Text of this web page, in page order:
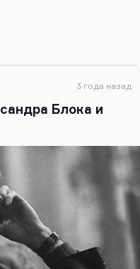
близость
очень
то одно, он
составляющей
того же
говорит…
3 года назад
Блока и